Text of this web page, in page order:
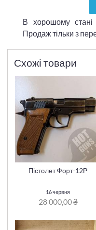
В хорошому
Продаж тільки з
Схожі товари
Пістолет Форт-12Р
16 червня
28 000,00 ₴